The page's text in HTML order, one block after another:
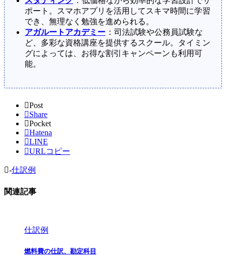
ポート。スマホアプリを活用してスキマ時間に学習
でき、無理なく勉強を進められる。
アガルートアカデミー ：司法試験や公務員試験な
ど、多彩な資格講座を提供するスクール。タイミン
グによっては、お得な割引キャンペーンも利用可
能。
Post
Share
Pocket
Hatena
LINE
URLコピー
-仕訳例
関連記事
仕訳例
燃料費の仕訳、勘定科目